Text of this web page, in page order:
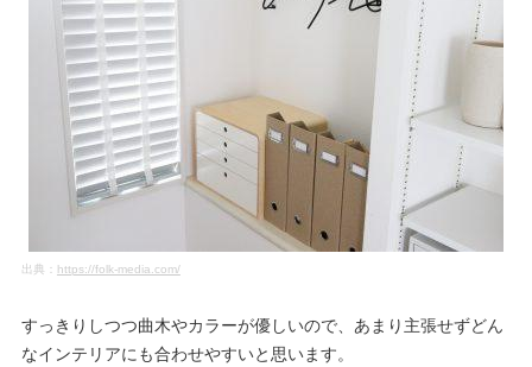
出典： https://folk-media.com/
すっきりしつつ曲木やカラーが優しいので、あまり主張せずどん
なインテリアにも合わせやすいと思います。